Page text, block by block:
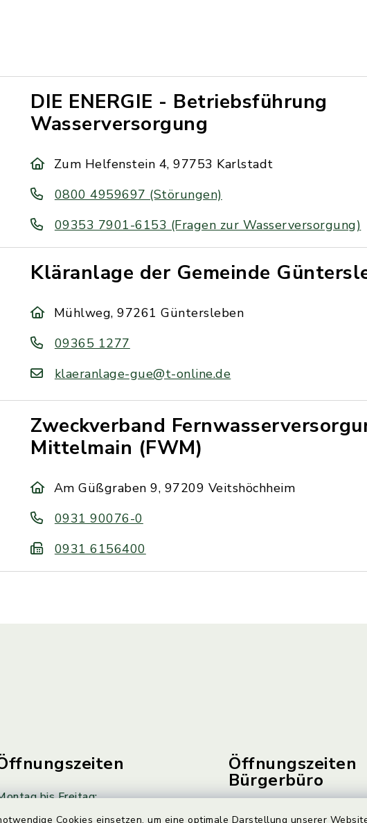
Cookies einsetzen, um eine optimale Darstellung unserer
DIE ENERGIE - Betriebsführung
Wasserversorgung
Zum Helfenstein 4, 97753 Karlstadt
0800 4959697 (Störungen)
09353 7901-6153 (Fragen zur Wasserversorgung)
Kläranlage der Gemeinde
Mühlweg, 97261 Güntersleben
09365 1277
klaeranlage-gue@t-online.de
Zweckverband
Mittelmain (FWM)
Am Güßgraben 9, 97209 Veitshöchheim
0931 90076-0
0931 6156400
bis Freitag:
– 12:00 Uhr
Öffnungszeiten
Bürgerbüro
Montag bis Freitag